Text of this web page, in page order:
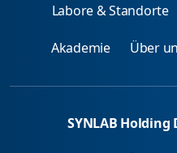
Labore & Standorte
Akademie Über
SYNLAB